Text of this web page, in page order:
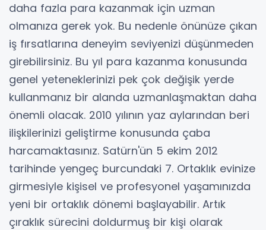
daha fazla para kazanmak için uzman
olmanıza gerek yok. Bu nedenle önünüze çıkan
iş fırsatlarına deneyim seviyenizi düşünmeden
girebilirsiniz. Bu yıl para kazanma konusunda
genel yeteneklerinizi pek çok değişik yerde
kullanmanız bir alanda uzmanlaşmaktan daha
önemli olacak. 2010 yılının yaz aylarından beri
ilişkilerinizi geliştirme konusunda çaba
harcamaktasınız. Satürn'ün 5 ekim 2012
tarihinde yengeç burcundaki 7. Ortaklık evinize
girmesiyle kişisel ve profesyonel yaşamınızda
yeni bir ortaklık dönemi başlayabilir. Artık
çıraklık sürecini doldurmuş bir kişi olarak